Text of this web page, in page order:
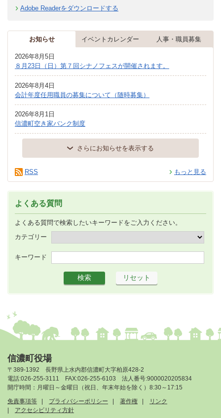
Adobe Readerをダウンロードする
お知らせ イベントカレンダー 人事・職員募集
2026年8月5日
８月23日（日）第７回シナノフェスが開催されます。
2026年8月4日
会計年度任用職員の募集について（随時募集）
2026年8月1日
信濃町空き家バンク制度
さらにお知らせを表示する
もっと見る
RSS
よくある質問
よくある質問で検索したいキーワードをご入力ください。
カテゴリー
キーワード
信濃町役場
〒389-1392 長野県上水内郡信濃町大字柏原428-2
電話:026-255-3111 FAX:026-255-6103 法人番号:9000020205834
開庁時間：月曜日～金曜日（祝日、年末年始を除く）8:30～17:15
免責事項等
プライバシーポリシー 著作権
リンク
アクセシビリティ方針